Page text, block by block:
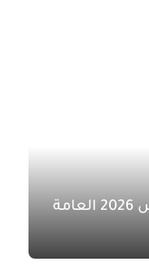
أبراج اليوم الأحد 9 أغسطس 2026 العامة